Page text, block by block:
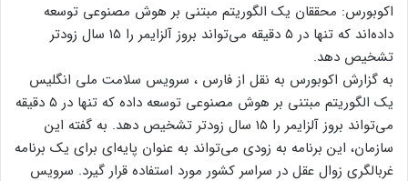
اکوبورس: محققان یک الگوریتم مبتنی بر هوش مصنوعی توسعه
داده‌اند که تنها در ۵ دقیقه می‌تواند بروز آلزایمر را ۱۵ سال زودتر
تشخیص دهد.
به گزارش اکوبورس به نقل از فارس ، سرویس سلامت ملی انگلیس
یک الگوریتم مبتنی بر هوش مصنوعی توسعه داده که تنها در ۵ دقیقه
می‌تواند بروز آلزایمر را ۱۵ سال زودتر تشخیص دهد. به گفته این
سازمان، این برنامه به زودی می‌تواند به عنوان پایه‌ای برای یک برنامه
غربالگری زوال عقل در سراسر کشور مورد استفاده قرار گیرد. سرویس